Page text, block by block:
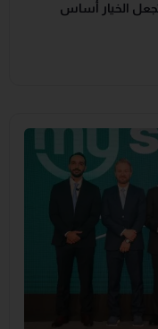
الخيار أساس